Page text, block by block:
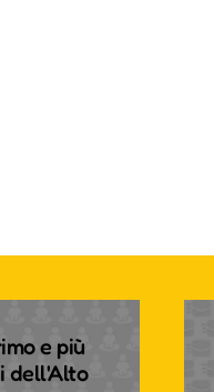
e più
dell'Alto